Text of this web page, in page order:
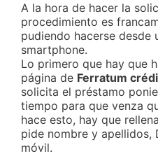
A la hora de hacer la
procedimiento es
pudiendo hacerse desde
smartphone.
Lo primero que hay que
página de Ferratum
solicita el préstamo
tiempo para que venza
hace esto, hay que
pide nombre y apellidos,
móvil.